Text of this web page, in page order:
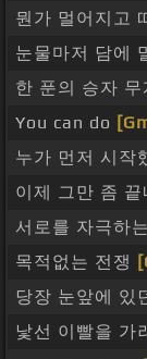
뭔가 멀어지고
눈물마저 담에
한 푼의 승자 무
You can do
누가 먼저 시작
이제 그만 좀 끝
서로를 자극하
목적없는 전쟁
당장 눈앞에 있
낯선 이빨을 가